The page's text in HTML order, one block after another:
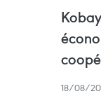
18/08/